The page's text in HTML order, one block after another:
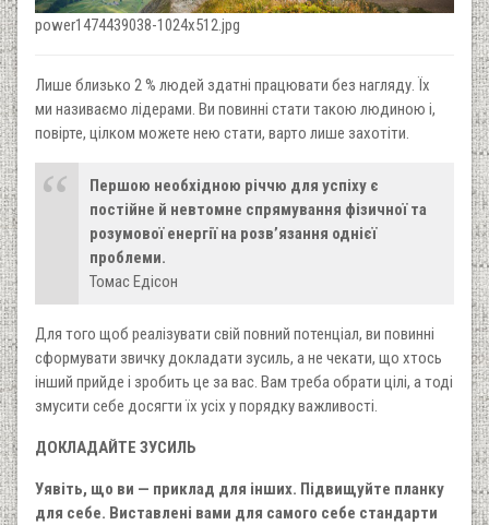
power1474439038-1024x512.jpg
Лише близько 2 % людей здатні працювати без нагляду. Їх
ми називаємо лідерами. Ви повинні стати такою людиною і,
повірте, цілком можете нею стати, варто лише захотіти.
Першою необхідною річчю для успіху є
постійне й невтомне спрямування фізичної та
розумової енергії на розв’язання однієї
проблеми.
Томас Едісон
Для того щоб реалізувати свій повний потенціал, ви повинні
сформувати звичку докладати зусиль, а не чекати, що хтось
інший прийде і зробить це за вас. Вам треба обрати цілі, а тоді
змусити себе досягти їх усіх у порядку важливості.
ДОКЛАДАЙТЕ ЗУСИЛЬ
Уявіть, що ви — приклад для інших. Підвищуйте планку
для себе. Виставлені вами для самого себе стандарти